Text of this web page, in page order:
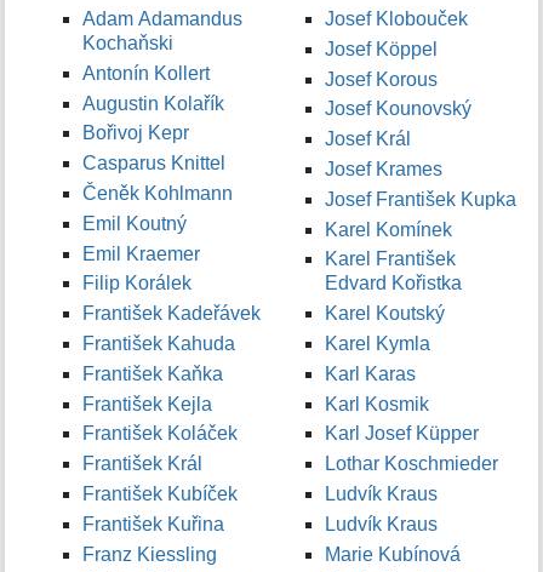
Adam Adamandus
Kochaňski
Antonín Kollert
Augustin Kolařík
Bořivoj Kepr
Casparus Knittel
Čeněk Kohlmann
Emil Koutný
Emil Kraemer
Filip Korálek
František Kadeřávek
František Kahuda
František Kaňka
František Kejla
František Koláček
František Král
František Kubíček
František Kuřina
Franz Kiessling
Josef Klobouček
Josef Köppel
Josef Korous
Josef Kounovský
Josef Král
Josef Krames
Josef František Kupka
Karel Komínek
Karel František
Edvard Kořistka
Karel Koutský
Karel Kymla
Karl Karas
Karl Kosmik
Karl Josef Küpper
Lothar Koschmieder
Ludvík Kraus
Ludvík Kraus
Marie Kubínová